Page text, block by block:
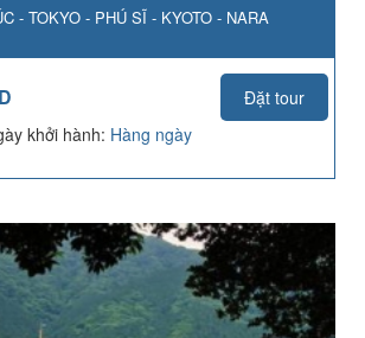
- TOKYO - PHÚ SĨ - KYOTO - NARA
Đặt tour
khởi hành: Hàng ngày